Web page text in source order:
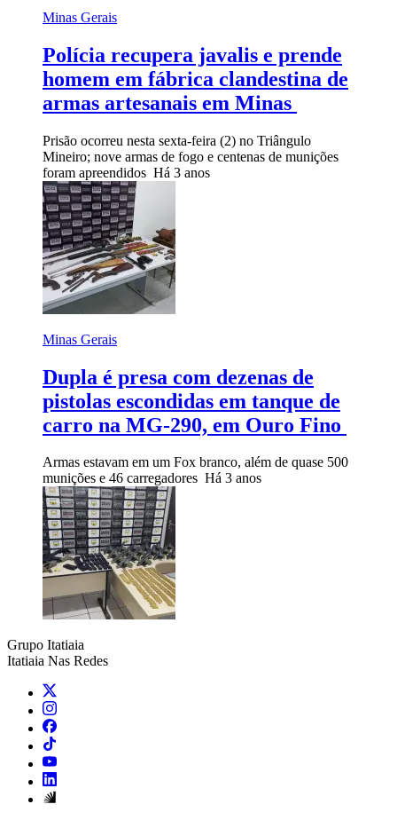
Minas Gerais
Polícia recupera javalis e prende
homem em fábrica clandestina de
armas artesanais em Minas
Prisão ocorreu nesta sexta-feira (2) no Triângulo
Mineiro; nove armas de fogo e centenas de munições
foram apreendidos Há 3 anos
Minas Gerais
Dupla é presa com dezenas de
pistolas escondidas em tanque de
carro na MG-290, em Ouro Fino
Armas estavam em um Fox branco, além de quase 500
munições e 46 carregadores Há 3 anos
Grupo Itatiaia
Itatiaia Nas Redes